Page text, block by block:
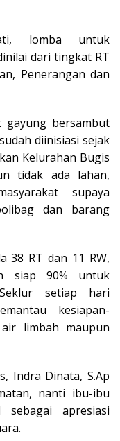
lomba untuk
dari tingkat RT
Penerangan dan
bersambut
diinisiasi sejak
Kelurahan Bugis
tidak ada lahan,
supaya
dan barang
38 RT dan 11 RW,
siap 90% untuk
setiap hari
kesiapan-
limbah maupun
Indra Dinata, S.Ap
nanti ibu-ibu
sebagai apresiasi